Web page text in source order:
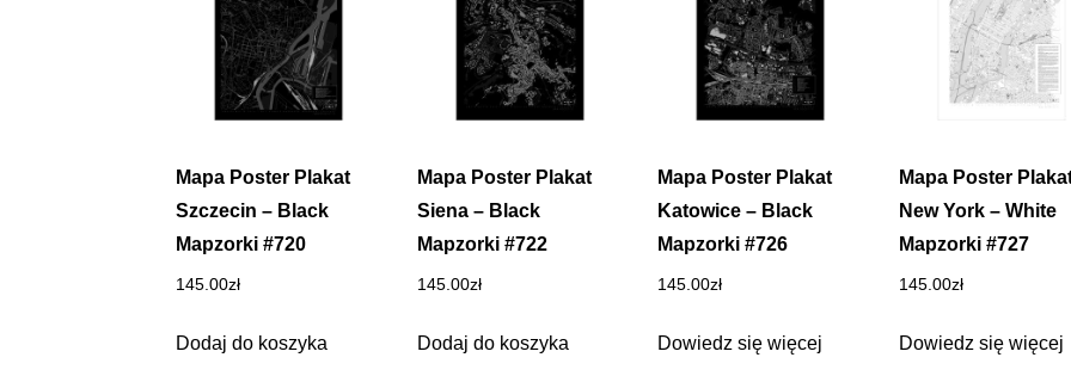
Mapa Poster Plakat
Szczecin – Black
Mapzorki #720
145.00zł
Dodaj do koszyka
Mapa Poster Plakat
Siena – Black
Mapzorki #722
145.00zł
Dodaj do koszyka
Mapa Poster Plakat
Katowice – Black
Mapzorki #726
145.00zł
Dowiedz się więcej
Mapa Poster
New York – White
Mapzorki #727
145.00zł
Dowiedz się więcej